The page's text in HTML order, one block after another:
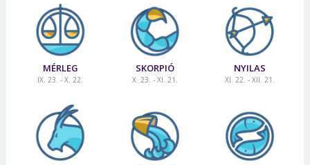
MÉRLEG
IX. 23. - X. 22.
SKORPIÓ
X. 23. - XI. 21.
NYILAS
XI. 22. - XII. 21.